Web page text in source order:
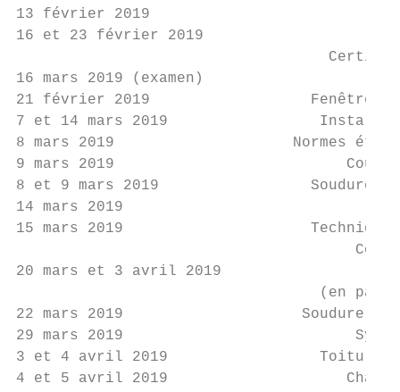
13 février 2019
16 et 23 février 2019
16 mars 2019 (examen)
21 février 2019                  Fenêtre de
7 et 14 mars 2019
8 mars 2019                    Normes
9 mars 2019                          Cours
8 et 9 mars 2019                 Soudure
14 mars 2019
15 mars 2019
20 mars et 3 avril 2019
(en
22 mars 2019                    Soudure PE -
29 mars 2019
3 et 4 avril 2019                 Toiture
4 et 5 avril 2019